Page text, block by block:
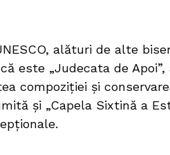
alături de alte
este „Judecata de
compoziției și
și „Capela Sixtină a